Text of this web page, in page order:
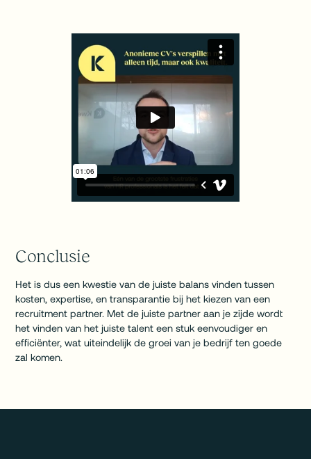
Conclusie
Het is dus een kwestie van de juiste balans vinden tussen
kosten, expertise, en transparantie bij het kiezen van een
recruitment partner. Met de juiste partner aan je zijde wordt
het vinden van het juiste talent een stuk eenvoudiger en
efficiënter, wat uiteindelijk de groei van je bedrijf ten goede
zal komen.